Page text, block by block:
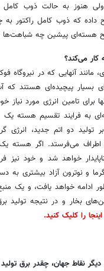
هنوز به حالت ذوب کامل
داده که ذوب کامل راکتور
هسته‌ای پیشین چه شباهت‌ها
کار می‌کند؟
مانند آنهایی که در نیروگاه
بسیار پیچیده‌ای هستند که
برای تامین انرژی مورد
به فرایند تقسیم هسته یک
دو اتم جدید، انرژی
اطراف می‌فرستد. اگر هسته
خواهد شد و خود نیز
و نوترون آزاد بیشتری
ادامه خواهد یافت، و یک منبع
بخار و در نتیجه تولید
اینجا را کلیک کنید.
نقاط جهان، چقدر برق